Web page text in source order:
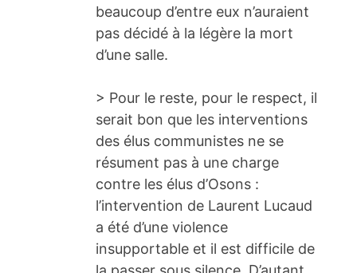
beaucoup d’entre eux n’auraient
pas décidé à la légère la mort
d’une salle.
> Pour le reste, pour le respect, il
serait bon que les interventions
des élus communistes ne se
résument pas à une charge
contre les élus d’Osons :
l’intervention de Laurent Lucaud
a été d’une violence
insupportable et il est difficile de